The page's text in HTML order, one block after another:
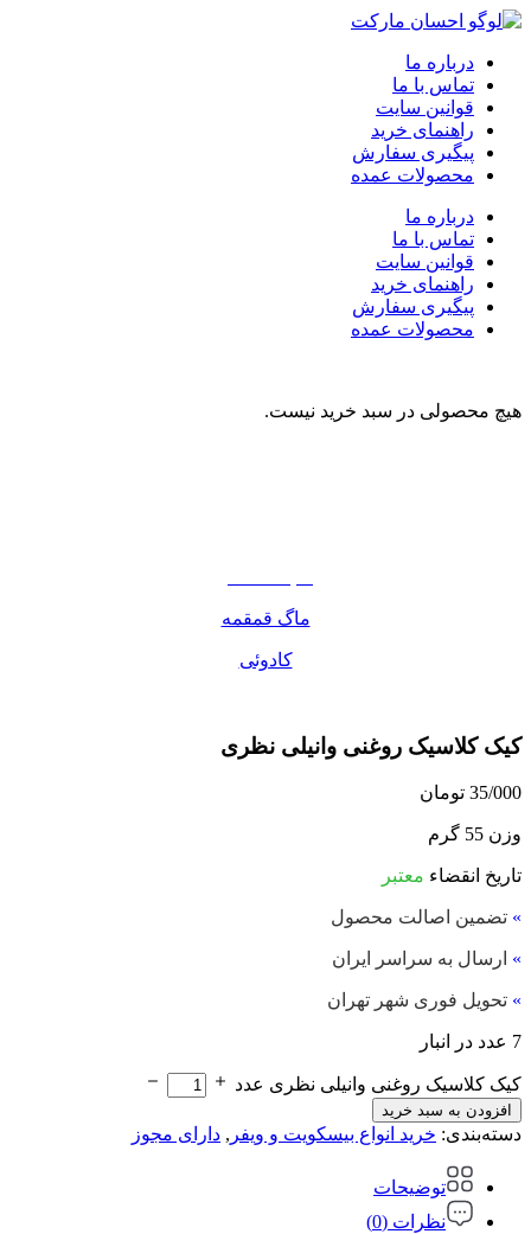
درباره ما
تماس با ما
قوانین سایت
راهنمای خرید
پیگیری سفارش
محصولات عمده
درباره ما
تماس با ما
قوانین سایت
راهنمای خرید
پیگیری سفارش
محصولات عمده
هیچ محصولی در سبد خرید نیست.
ماگ قمقمه
کادوئی
کیک کلاسیک روغنی وانیلی نظری
35/000 تومان
وزن 55 گرم
تاریخ انقضاء معتبر
» تضمین اصالت محصول
» ارسال به سراسر ایران
» تحویل فوری شهر تهران
7 عدد در انبار
کیک کلاسیک روغنی وانیلی نظری عدد
افزودن به سبد خرید
دسته‌بندی: خرید انواع بیسکویت و ویفر , دارای مجوز
توضیحات
نظرات (0)